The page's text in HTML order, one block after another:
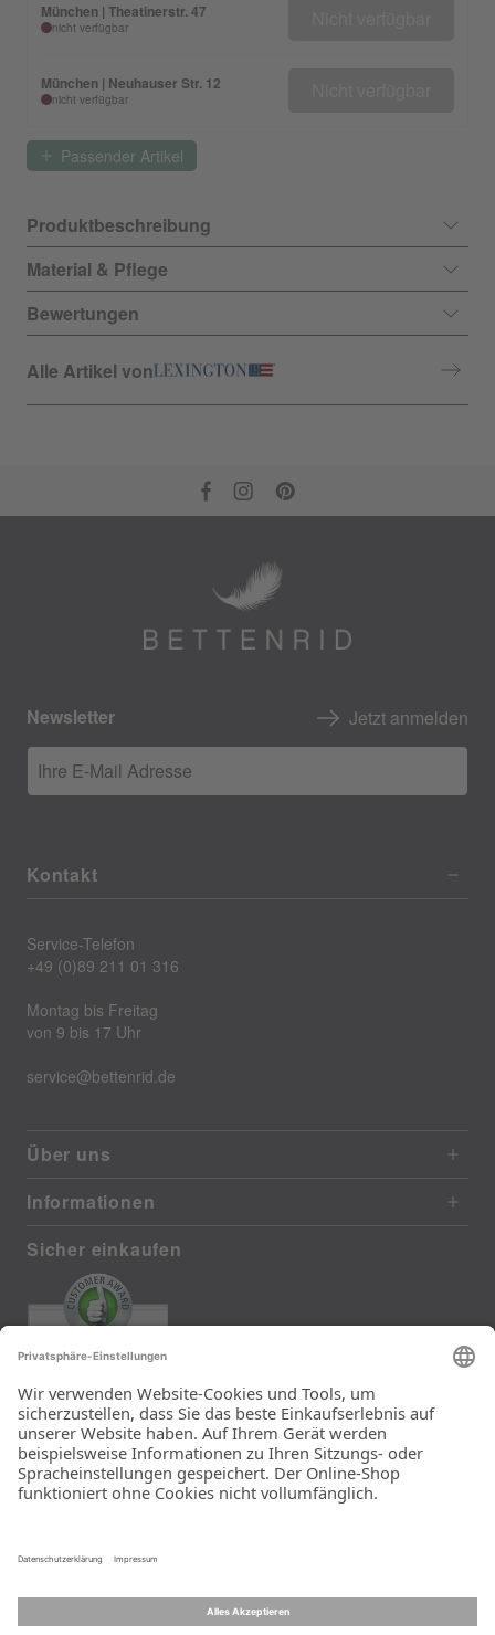
München | Theatinerstr. 47
nicht verfügbar
München | Neuhauser Str. 12
nicht verfügbar
Passender Artikel
Produktbeschreibung
Material & Pflege
Bewertungen
Alle Artikel von
Newsletter Jetzt anmelden
Ihre E-Mail Adresse
Kontakt
Service-Telefon
+49 (0)89 211 01 316
Montag bis Freitag
von 9 bis 17 Uhr
service@bettenrid.de
Über uns
Informationen
Sicher einkaufen
385 reviews from real customers
(last 12 months)
Total: 11283
Die Auswahl und die
Einfachheit der
Bestellung.